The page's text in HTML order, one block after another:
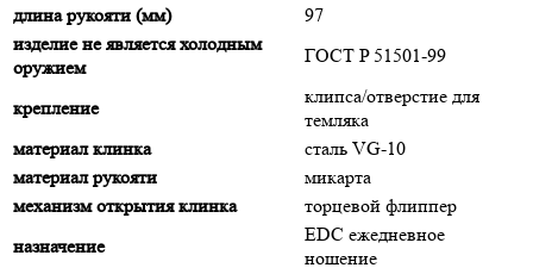
длина рукояти (мм)
97
изделие не является холодным
оружием
ГОСТ P 51501-99
крепление
клипса/отверстие для
темляка
материал клинка
сталь VG-10
материал рукояти
микарта
механизм открытия клинка
торцевой флиппер
назначение
EDC ежедневное
ношение